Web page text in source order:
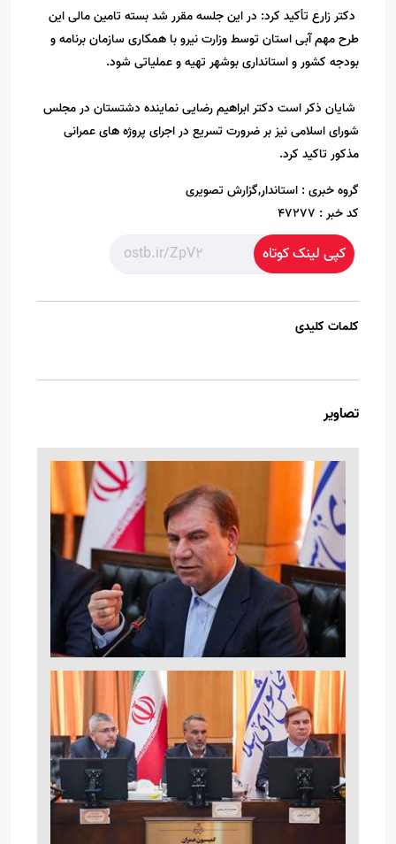
دکتر زارع تأکید کرد: در این جلسه مقرر شد بسته تامین مالی این
طرح مهم آبی استان توسط وزارت نیرو با همکاری سازمان برنامه و
بودجه کشور و استانداری بوشهر تهیه و عملیاتی شود.
شایان ذکر است دکتر ابراهیم رضایی نماینده دشتستان در مجلس
شورای اسلامی نیز بر ضرورت تسریع در اجرای پروژه های عمرانی
مذکور تاکید کرد.
گروه خبری : استاندار,گزارش تصویری
کد خبر : 47277
کپی لینک کوتاه
کلمات کلیدی
تصاویر